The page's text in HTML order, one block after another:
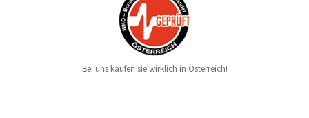
Bei uns kaufen sie wirklich in Österreich!